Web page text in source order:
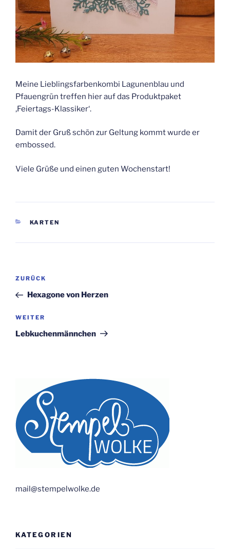
Meine Lieblingsfarbenkombi Lagunenblau und
Pfauengrün treffen hier auf das Produktpaket
‚Feiertags-Klassiker‘.
Damit der Gruß schön zur Geltung kommt wurde er
embossed.
Viele Grüße und einen guten Wochenstart!
KATEGORIEN
KARTEN
Beitragsnavigation
Vorheriger
Beitrag
ZURÜCK
Hexagone von Herzen
Nächster
Beitrag
WEITER
Lebkuchenmännchen
mail@stempelwolke.de
KATEGORIEN